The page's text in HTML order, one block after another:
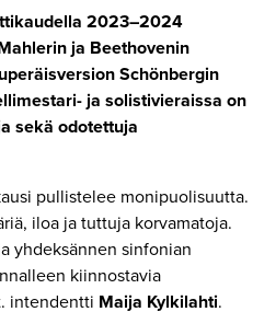
2023–2024
ja Beethovenin
Schönbergin
ja solistivieraissa on
sekä odotettuja
pullistelee monipuolisuutta.
iloa ja tuttuja korvamatoja.
yhdeksännen sinfonian
kiinnostavia
intendentti Maija Kylkilahti.